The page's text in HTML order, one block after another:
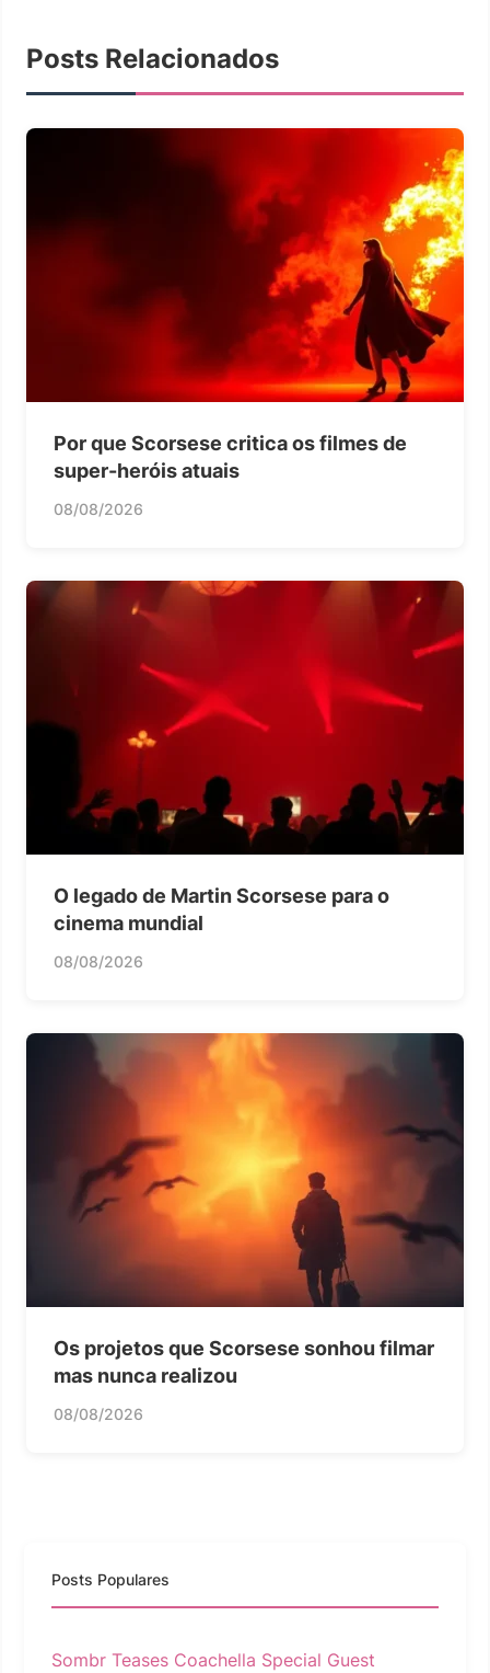
Posts Relacionados
Por que Scorsese critica os filmes de
super-heróis atuais
08/08/2026
O legado de Martin Scorsese para o
cinema mundial
08/08/2026
Os projetos que Scorsese sonhou filmar
mas nunca realizou
08/08/2026
Posts Populares
Sombr Teases Coachella Special Guest